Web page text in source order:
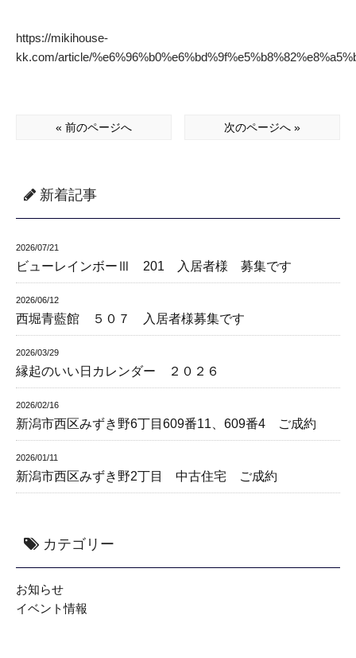
https://mikihouse-
kk.com/article/
« 前のページへ 次のページへ »
新着記事
2026/07/21
ビューレインボーⅢ 201 入居者様 募集です
2026/06/12
西堀青藍館 ５０７ 入居者様募集です
2026/03/29
縁起のいい日カレンダー ２０２６
2026/02/16
新潟市西区みずき野6丁目609番11、609番4 ご成約
2026/01/11
新潟市西区みずき野2丁目 中古住宅 ご成約
カテゴリー
お知らせ
イベント情報